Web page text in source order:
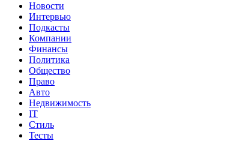
Новости
Интервью
Подкасты
Компании
Финансы
Политика
Общество
Право
Авто
Недвижимость
IT
Стиль
Тесты